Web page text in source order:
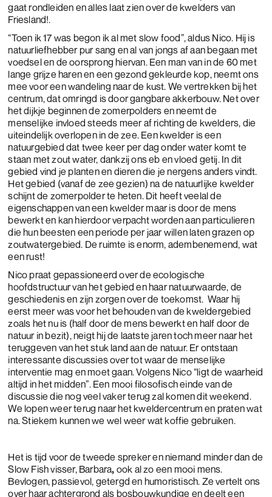
gaat rondleiden en alles laat zien over de kwelders van
Friesland!.
“Toen ik 17 was begon ik al met slow food”, aldus Nico. Hij is
natuurliefhebber pur sang en al van jongs af aan begaan met
voedsel en de oorsprong hiervan. Een man van in de 60 met
lange grijze haren en een gezond gekleurde kop, neemt ons
mee voor een wandeling naar de kust. We vertrekken bij het
centrum, dat omringd is door gangbare akkerbouw. Net over
het dijkje beginnen de zomerpolders en neemt de
menselijke invloed steeds meer af richting de kwelders, die
uiteindelijk overlopen in de zee. Een kwelder is een
natuurgebied dat twee keer per dag onder water komt te
staan met zout water, dankzij ons eb en vloed getij. In dit
gebied vind je planten en dieren die je nergens anders vindt.
Het gebied (vanaf de zee gezien) na de natuurlijke kwelder
schijnt de zomerpolder te heten. Dit heeft veelal de
eigenschappen van een kwelder maar is door de mens
bewerkt en kan hierdoor verpacht worden aan particulieren
die hun beesten een periode per jaar willen laten grazen op
zoutwatergebied. De ruimte is enorm, adembenemend, wat
een rust!
Nico praat gepassioneerd over de ecologische
hoofdstructuur van het gebied en haar natuurwaarde, de
geschiedenis en zijn zorgen over de toekomst. Waar hij
eerst meer was voor het behouden van de kweldergebied
zoals het nu is (half door de mens bewerkt en half door de
natuur in bezit), neigt hij de laatste jaren toch meer naar het
teruggeven van het stuk land aan de natuur. Er ontstaan
interessante discussies over tot waar de menselijke
interventie mag en moet gaan. Volgens Nico “ligt de waarheid
altijd in het midden”. Een mooi filosofisch einde van de
discussie die nog veel vaker terug zal komen dit weekend.
We lopen weer terug naar het kweldercentrum en praten wat
na. Stiekem kunnen we wel weer wat koffie gebruiken.
Het is tijd voor de tweede spreker en niemand minder dan de
Slow Fish visser, Barbara, ook al zo een mooi mens.
Bevlogen, passievol, getergd en humoristisch. Ze vertelt ons
over haar achtergrond als bosbouwkundige en deelt een